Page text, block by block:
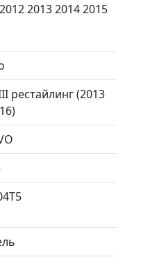
2013 2014 2015
рестайлинг (2013